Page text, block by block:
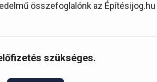
összefoglalónk az Építésijog.hu
szükséges.